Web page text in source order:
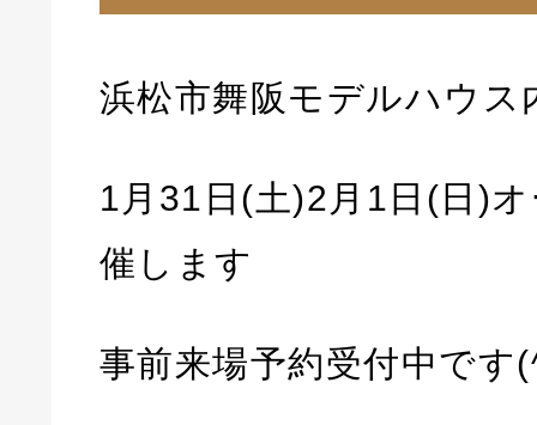
浜松市舞阪モデルハウス
1月31日(土)2月1日(日)
催します
事前来場予約受付中です